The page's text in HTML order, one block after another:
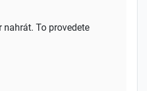
To provedete